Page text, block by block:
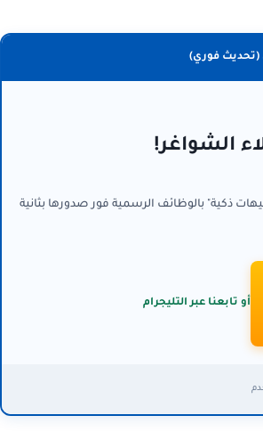
فوري)
الشواغر!
ذكية" بالوظائف الرسمية فور صدورها بثانية
أو تابعنا عبر التليجرام